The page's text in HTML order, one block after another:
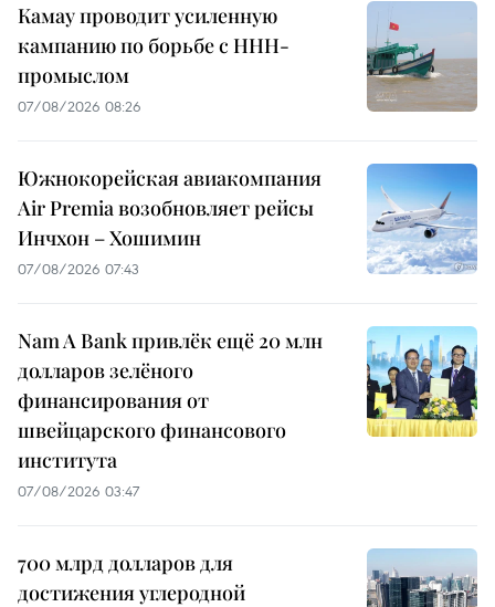
Камау проводит усиленную
кампанию по борьбе с ННН-
промыслом
07/08/2026 08:26
Южнокорейская авиакомпания
Air Premia возобновляет рейсы
Инчхон – Хошимин
07/08/2026 07:43
Nam A Bank привлёк ещё 20 млн
долларов зелёного
финансирования от
швейцарского финансового
института
07/08/2026 03:47
700 млрд долларов для
достижения углеродной